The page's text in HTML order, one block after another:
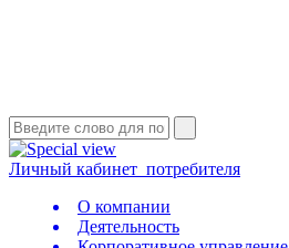
Личный кабинет потребителя
О компании
Деятельность